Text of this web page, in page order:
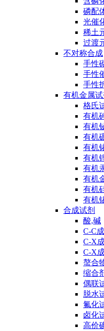
磷配
光催
稀土
过渡
不对称合成
手性
手性
手性
有机金属试
格氏
有机
有机
有机
有机
有机
有机
有机
有机
有机
合成试剂
酸,碱
C-C
C-X
C-X
螯合
缩合
偶联
脱水
氟化
卤化
高价